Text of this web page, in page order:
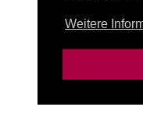
Weitere